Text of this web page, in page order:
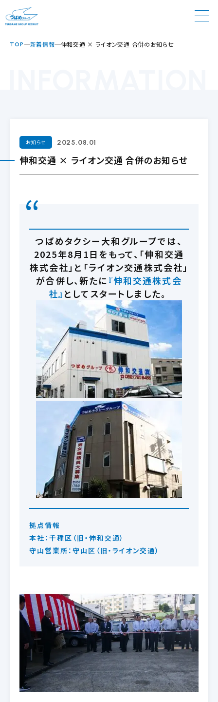
TOP 新着情報 伸和交通 × ライオン交通 合併のお知らせ
お知らせ 2025.08.01
伸和交通 × ライオン交通 合併のお知らせ
つばめタクシー大和グループでは、
2025年8月1日をもって、「伸和交通
株式会社」と「ライオン交通株式会社」
が合併し、新たに『伸和交通株式会
社』 としてスタートしました。
拠点情報
本社：千種区（旧・伸和交通）
守山営業所：守山区（旧・ライオン交通）